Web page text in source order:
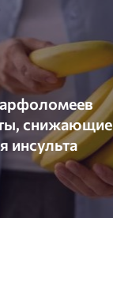
снижающие
инсульта